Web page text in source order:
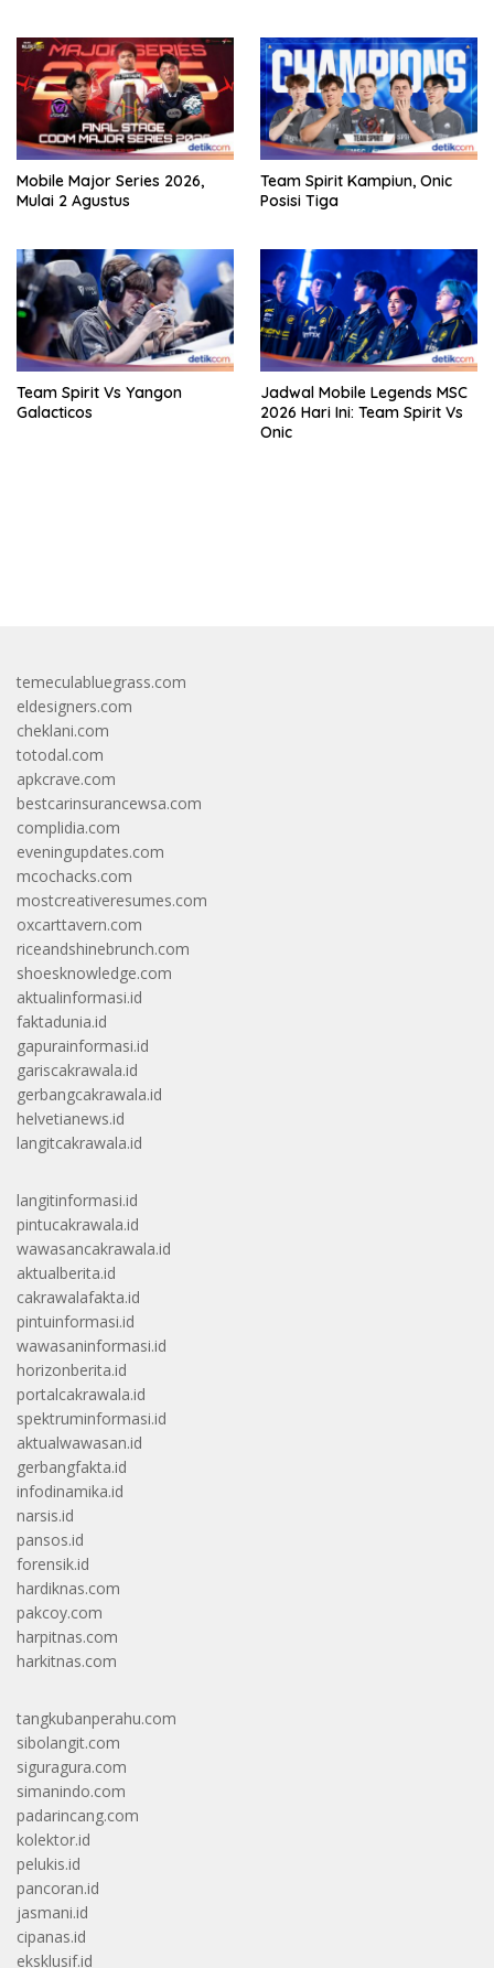
Mobile Major Series 2026,
Mulai 2 Agustus
Team Spirit Kampiun, Onic
Posisi Tiga
Team Spirit Vs Yangon
Galacticos
Jadwal Mobile Legends MSC
2026 Hari Ini: Team Spirit Vs
Onic
temeculabluegrass.com
eldesigners.com
cheklani.com
totodal.com
apkcrave.com
bestcarinsurancewsa.com
complidia.com
eveningupdates.com
mcochacks.com
mostcreativeresumes.com
oxcarttavern.com
riceandshinebrunch.com
shoesknowledge.com
aktualinformasi.id
faktadunia.id
gapurainformasi.id
gariscakrawala.id
gerbangcakrawala.id
helvetianews.id
langitcakrawala.id
langitinformasi.id
pintucakrawala.id
wawasancakrawala.id
aktualberita.id
cakrawalafakta.id
pintuinformasi.id
wawasaninformasi.id
horizonberita.id
portalcakrawala.id
spektruminformasi.id
aktualwawasan.id
gerbangfakta.id
infodinamika.id
narsis.id
pansos.id
forensik.id
hardiknas.com
pakcoy.com
harpitnas.com
harkitnas.com
tangkubanperahu.com
sibolangit.com
siguragura.com
simanindo.com
padarincang.com
kolektor.id
pelukis.id
pancoran.id
jasmani.id
cipanas.id
eksklusif.id